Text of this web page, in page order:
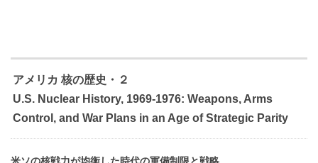
アメリカ 核の歴史・２
U.S. Nuclear History, 1969-1976: Weapons, Arms
Control, and War Plans in an Age of Strategic Parity
米ソの核戦力が均衡した時代の軍備制限と戦略